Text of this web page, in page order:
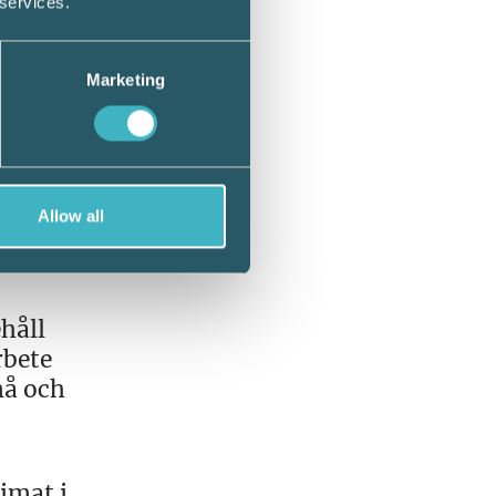
Marketing
Allow all
tre
vi
och